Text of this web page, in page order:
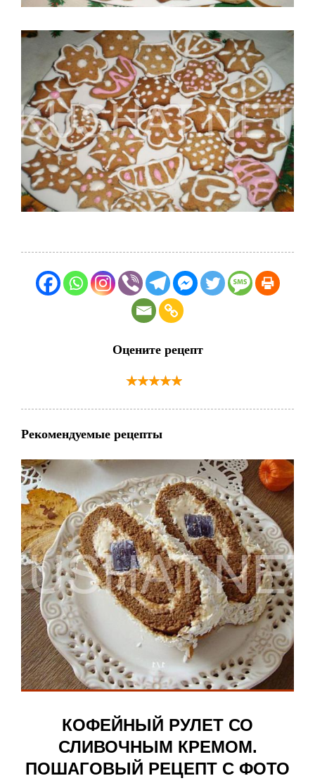
Оцените рецепт
Рекомендуемые рецепты
КОФЕЙНЫЙ РУЛЕТ СО
СЛИВОЧНЫМ КРЕМОМ.
ПОШАГОВЫЙ РЕЦЕПТ С ФОТО